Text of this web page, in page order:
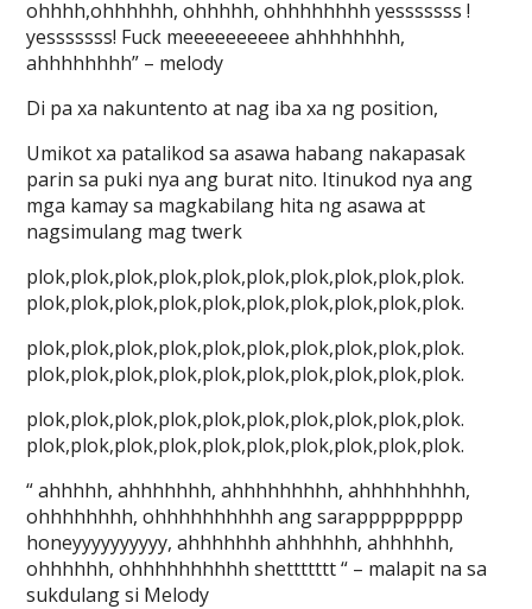
ohhhh,ohhhhhh, ohhhhh, ohhhhhhhh yesssssss !
yesssssss! Fuck meeeeeeeeee ahhhhhhhh,
ahhhhhhhh” – melody
Di pa xa nakuntento at nag iba xa ng position,
Umikot xa patalikod sa asawa habang nakapasak
parin sa puki nya ang burat nito. Itinukod nya ang
mga kamay sa magkabilang hita ng asawa at
nagsimulang mag twerk
plok,plok,plok,plok,plok,plok,plok,plok,plok,plok.
plok,plok,plok,plok,plok,plok,plok,plok,plok,plok.
plok,plok,plok,plok,plok,plok,plok,plok,plok,plok.
plok,plok,plok,plok,plok,plok,plok,plok,plok,plok.
plok,plok,plok,plok,plok,plok,plok,plok,plok,plok.
plok,plok,plok,plok,plok,plok,plok,plok,plok,plok.
“ ahhhhh, ahhhhhhh, ahhhhhhhhh, ahhhhhhhhh,
ohhhhhhhh, ohhhhhhhhhh ang sarappppppppp
honeyyyyyyyyyy, ahhhhhhh ahhhhhh, ahhhhhh,
ohhhhhh, ohhhhhhhhhh shettttttt “ – malapit na sa
sukdulang si Melody